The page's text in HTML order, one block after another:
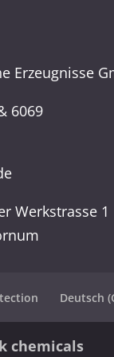
Erzeugnisse
6069
Werkstrasse 1
Deutsch (
chemicals